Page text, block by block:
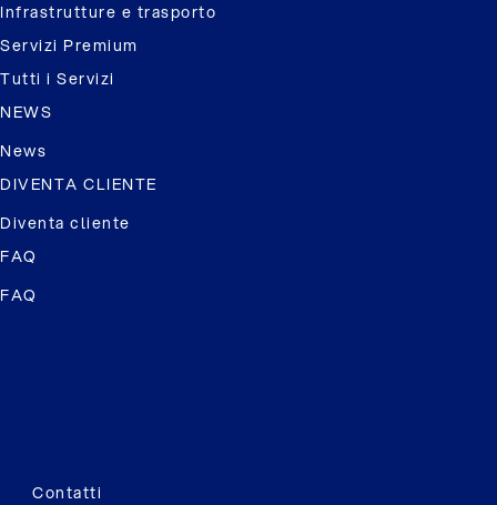
Infrastrutture e trasporto
Servizi Premium
Tutti i Servizi
NEWS
News
DIVENTA CLIENTE
Diventa cliente
FAQ
FAQ
Contatti